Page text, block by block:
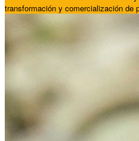
transformación y comercialización de